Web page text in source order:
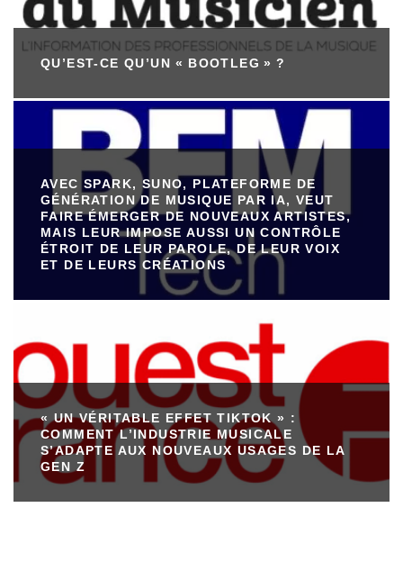
QU’EST-CE QU’UN « BOOTLEG » ?
AVEC SPARK, SUNO, PLATEFORME DE
GÉNÉRATION DE MUSIQUE PAR IA, VEUT
FAIRE ÉMERGER DE NOUVEAUX ARTISTES,
MAIS LEUR IMPOSE AUSSI UN CONTRÔLE
ÉTROIT DE LEUR PAROLE, DE LEUR VOIX
ET DE LEURS CRÉATIONS
« UN VÉRITABLE EFFET TIKTOK » :
COMMENT L’INDUSTRIE MUSICALE
S’ADAPTE AUX NOUVEAUX USAGES DE LA
GEN Z